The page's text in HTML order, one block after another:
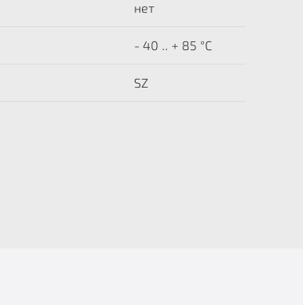
нет
- 40 .. + 85 °C
SZ